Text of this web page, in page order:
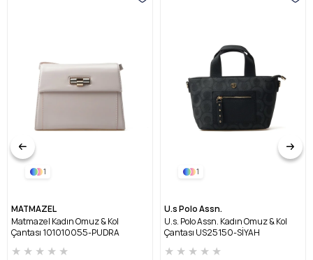
1
MATMAZEL
Matmazel Kadın Omuz & Kol
Çantası 101010055-PUDRA
★ ★ ★ ★ ★
1
U.s Polo Assn.
U.s. Polo Assn. Kadın Omuz & Kol
Çantası US25150-SİYAH
★ ★ ★ ★ ★